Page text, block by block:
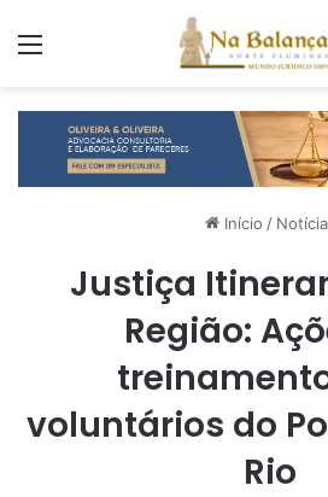
Início /
Justiça
Região:
voluntários do
Rio